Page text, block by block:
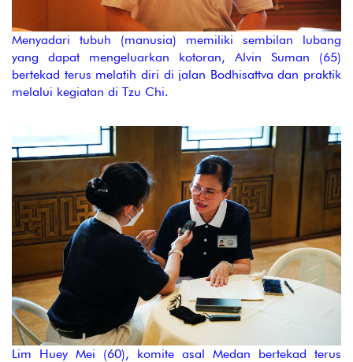
Menyadari tubuh (manusia) memiliki sembilan lubang
yang dapat mengeluarkan kotoran, Alvin Suman (65)
bertekad terus melatih diri di jalan Bodhisattva dan praktik
melalui kegiatan di Tzu Chi.
Lim Huey Mei (60), komite asal Medan bertekad terus